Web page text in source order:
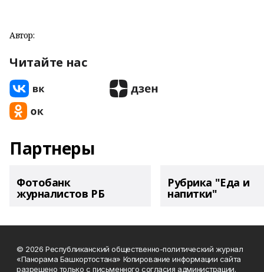
Автор:
Читайте нас
Партнеры
Фотобанк
журналистов РБ
Рубрика "Еда и
напитки"
© 2026 Республиканский общественно-политический журнал
«Панорама Башкортостана» Копирование информации сайта
разрешено только с письменного согласия администрации.